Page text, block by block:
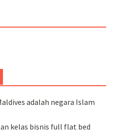
adalah negara Islam
kelas bisnis full flat bed